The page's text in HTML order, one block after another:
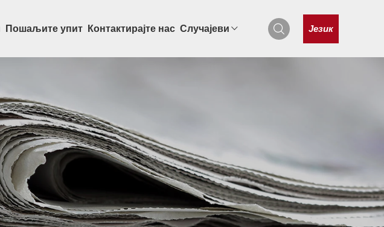
Пошаљите упит Контактирајте нас Случајеви Језик